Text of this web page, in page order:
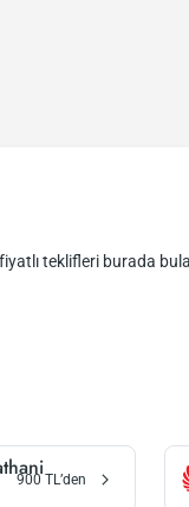
teklifleri burada
900TL’den